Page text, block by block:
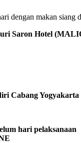
dengan makan
Saron Hotel
Cabang
hari pelaksanaan